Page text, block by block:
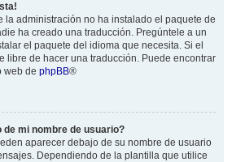
la administración no ha instalado el paquete de
ha creado una traducción. Pregúntele a un
el paquete del idioma que necesita. Si el
libre de hacer una traducción. Puede encontrar
web de phpBB®
de mi nombre de usuario?
aparecer debajo de su nombre de usuario
Dependiendo de la plantilla que utilice